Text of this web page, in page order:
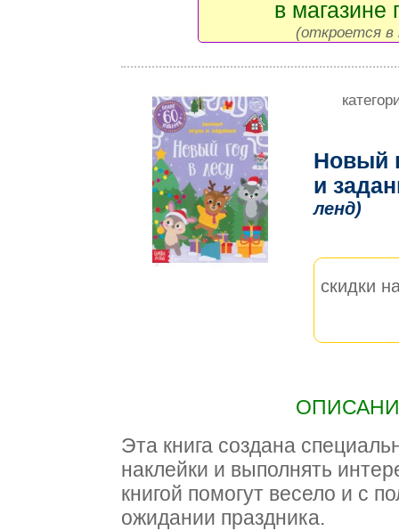
в магазине
(откроется в
Новый
и
ленд)
скидки
Эта книга создана
наклейки и выполнять
книгой помогут весело и с
ожидании праздника.